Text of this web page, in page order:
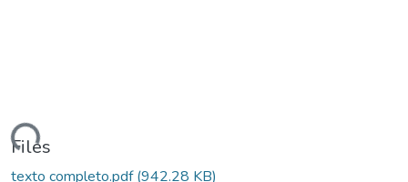
Files
texto completo.pdf(942.28 KB)